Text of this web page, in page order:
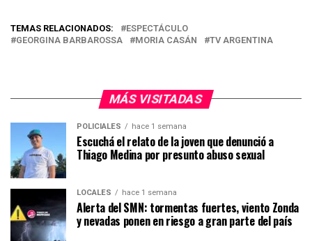
TEMAS RELACIONADOS:
ESPECTÁCULO
GEORGINA BARBAROSSA
MORIA CASÁN TV ARGENTINA
MÁS VISITADAS
POLICIALES hace 1 semana
Escuchá el relato de la joven que denunció a
Thiago Medina por presunto abuso sexual
LOCALES hace 1 semana
Alerta del SMN: tormentas fuertes, viento Zonda
y nevadas ponen en riesgo a gran parte del país